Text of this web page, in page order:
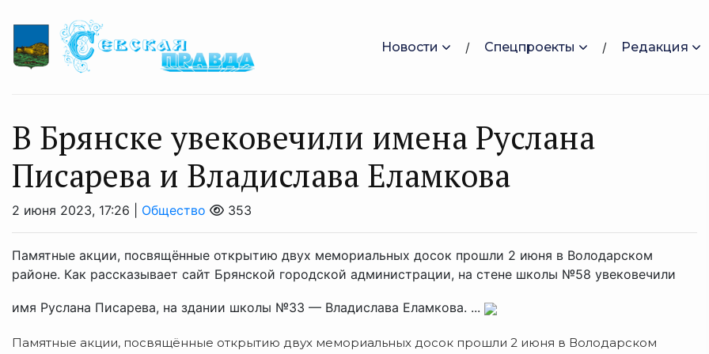
Новости Спецпроекты Редакция
В Брянске увековечили имена Руслана
Писарева и Владислава Еламкова
2 июня 2023, 17:26 | Общество 353
Памятные акции, посвящённые открытию двух мемориальных досок прошли 2 июня в Володарском
районе. Как рассказывает сайт Брянской городской администрации, на стене школы №58 увековечили
имя Руслана Писарева, на здании школы №33 — Владислава Еламкова. ...
Памятные акции, посвящённые открытию двух мемориальных досок прошли 2 июня в Володарском